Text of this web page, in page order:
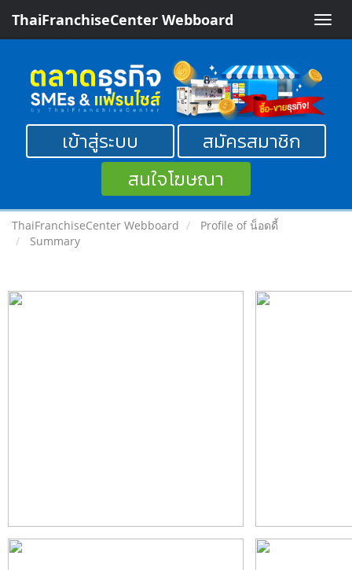
Toggle
ThaiFranchiseCenter Webboard
เข้าสู่ระบบ
สมัครสมาชิก
สนใจโฆษณา
ThaiFranchiseCenter Webboard
Profile of น็อดดี้
Summary